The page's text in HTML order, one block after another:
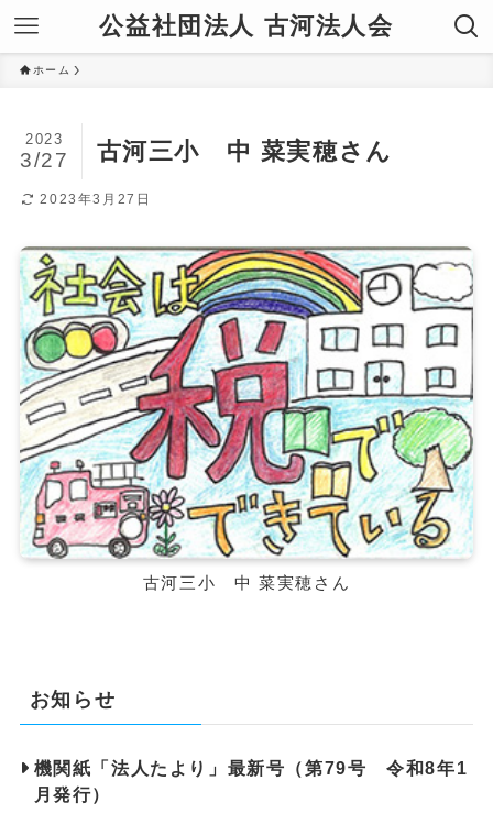
公益社団法人 古河法人会
ホーム
古河三小 中 菜実穂さん
2023
3/27
2023年3月27日
古河三小 中 菜実穂さん
お知らせ
機関紙「法人たより」最新号（第79号 令和8年1
月発行）